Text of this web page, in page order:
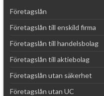
Företagslån
Företagslån till enskild firma
Företagslån till handelsbolag
Företagslån till aktiebolag
Företagslån utan säkerhet
Företagslån utan UC